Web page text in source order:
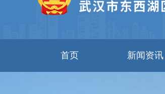
首页 新闻资讯